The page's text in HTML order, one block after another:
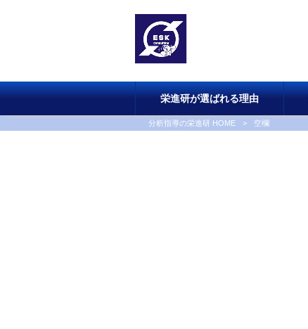
栄進研が選ばれる理由
分析指導の栄進研 HOME > 空欄